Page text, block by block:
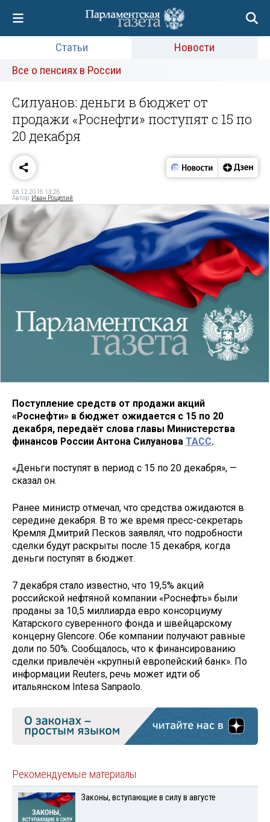
Статьи
Новости
Все о пенсиях в России
Силуанов: деньги в бюджет от
продажи «Роснефти» поступят с 15 по
20 декабря
08.12.2016 13:26
Автор: Иван Рощепий
Поступление средств от продажи акций
«Роснефти» в бюджет ожидается с 15 по 20
декабря, передаёт слова главы Министерства
финансов России Антона Силуанова ТАСС.
«Деньги поступят в период с 15 по 20 декабря», —
сказал он.
Ранее министр отмечал, что средства ожидаются в
середине декабря. В то же время пресс-секретарь
Кремля Дмитрий Песков заявлял, что подробности
сделки будут раскрыты после 15 декабря, когда
деньги поступят в бюджет.
7 декабря стало известно, что 19,5% акций
российской нефтяной компании «Роснефть» были
проданы за 10,5 миллиарда евро консорциуму
Катарского суверенного фонда и швейцарскому
концерну Glencore. Обе компании получают равные
доли по 50%. Сообщалось, что к финансированию
сделки привлечён «крупный европейский банк». По
информации Reuters, речь может идти об
итальянском Intesa Sanpaolo.
Рекомендуемые материалы
Законы, вступающие в силу в августе